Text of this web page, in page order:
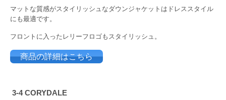
マットな質感がスタイリッシュなダウンジャケットはドレススタイル
にも最適です。
フロントに入ったレリーフロゴもスタイリッシュ。
商品の詳細はこちら
3‐4 CORYDALE